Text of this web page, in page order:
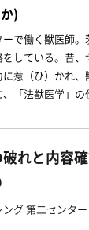
)
で働く獣医師
している。昔
惹（ひ）かれ
「法獣医学」の
れと内容
グ 第二センター